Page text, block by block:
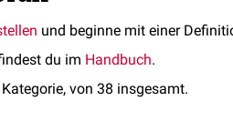
und beginne mit einer
du im Handbuch.
von 38 insgesamt.